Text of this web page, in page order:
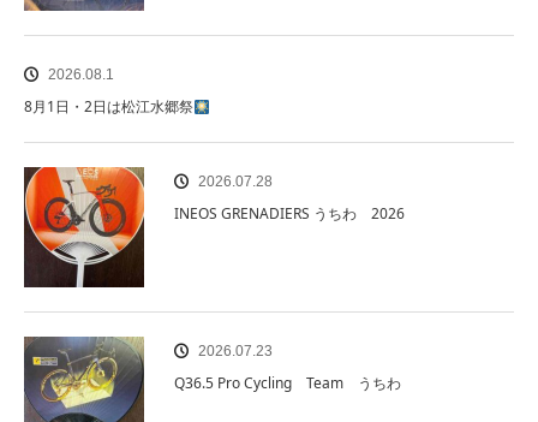
2026.08.1
8月1日・2日は松江水郷祭
2026.07.28
INEOS GRENADIERS うちわ 2026
2026.07.23
Q36.5 Pro Cycling Team うちわ